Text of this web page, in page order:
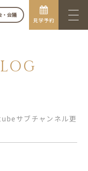
・会議
見学予約
サブチャンネル更